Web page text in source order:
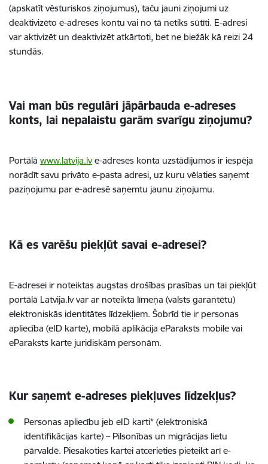
(apskatīt vēsturiskos ziņojumus), taču jauni ziņojumi uz
deaktivizēto e-adreses kontu vai no tā netiks sūtīti. E-adresi
var aktivizēt un deaktivizēt atkārtoti, bet ne biežāk kā reizi 24
stundās.
Vai man būs regulāri jāpārbauda e-adreses
konts, lai nepalaistu garām svarīgu ziņojumu?
Portālā www.latvija.lve-adreses konta uzstādījumos ir iespēja
norādīt savu privāto e-pasta adresi, uz kuru vēlaties saņemt
paziņojumu par e-adresē saņemtu jaunu ziņojumu.
Kā es varēšu piekļūt savai e-adresei?
E-adresei ir noteiktas augstas drošības prasības un tai piekļūt
portālā Latvija.lv var ar noteikta līmeņa (valsts garantētu)
elektroniskās identitātes līdzekļiem. Šobrīd tie ir personas
apliecība (eID karte), mobilā aplikācija eParaksts mobile vai
eParaksts karte juridiskām personām.
Kur saņemt e-adreses piekļuves līdzekļus?
Personas apliecību jeb eID karti* (elektroniskā
identifikācijas karte) – Pilsonības un migrācijas lietu
pārvaldē. Piesakoties kartei atcerieties pieteikt arī e-